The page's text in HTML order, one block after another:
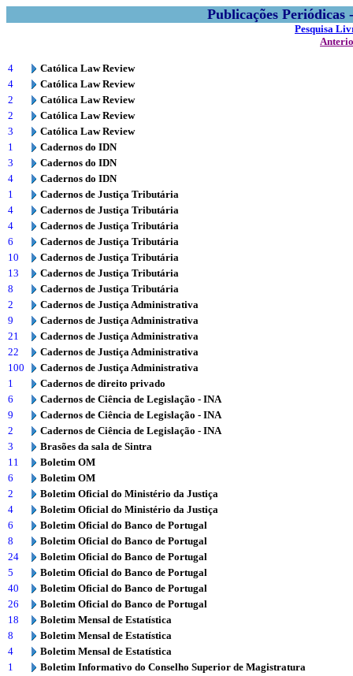
Publicações
Pesquisa
4
Católica Law Review
4
Católica Law Review
2
Católica Law Review
2
Católica Law Review
3
Católica Law Review
1
Cadernos do IDN
3
Cadernos do IDN
4
Cadernos do IDN
1
Cadernos de Justiça Tributária
4
Cadernos de Justiça Tributária
4
Cadernos de Justiça Tributária
6
Cadernos de Justiça Tributária
10
Cadernos de Justiça Tributária
13
Cadernos de Justiça Tributária
8
Cadernos de Justiça Tributária
2
Cadernos de Justiça Administrativa
9
Cadernos de Justiça Administrativa
21
Cadernos de Justiça Administrativa
22
Cadernos de Justiça Administrativa
100
Cadernos de Justiça Administrativa
1
Cadernos de direito privado
6
Cadernos de Ciência de Legislação - INA
9
Cadernos de Ciência de Legislação - INA
2
Cadernos de Ciência de Legislação - INA
3
Brasões da sala de Sintra
11
Boletim OM
6
Boletim OM
2
Boletim Oficial do Ministério da Justiça
4
Boletim Oficial do Ministério da Justiça
6
Boletim Oficial do Banco de Portugal
8
Boletim Oficial do Banco de Portugal
24
Boletim Oficial do Banco de Portugal
5
Boletim Oficial do Banco de Portugal
40
Boletim Oficial do Banco de Portugal
26
Boletim Oficial do Banco de Portugal
18
Boletim Mensal de Estatística
8
Boletim Mensal de Estatística
4
Boletim Mensal de Estatística
1
Boletim Informativo do Conselho Superior de Magistratura